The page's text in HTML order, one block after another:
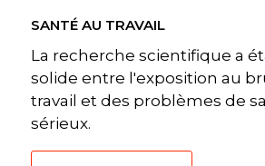
SANTÉ AU TRAVAIL
La recherche scientifique a
solide entre l'exposition au
travail et des problèmes de
sérieux.